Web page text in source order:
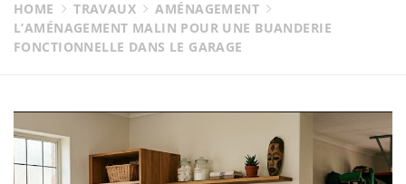
HOME TRAVAUX
AMÉNAGEMENT
L’AMÉNAGEMENT MALIN POUR UNE BUANDERIE
FONCTIONNELLE DANS LE GARAGE